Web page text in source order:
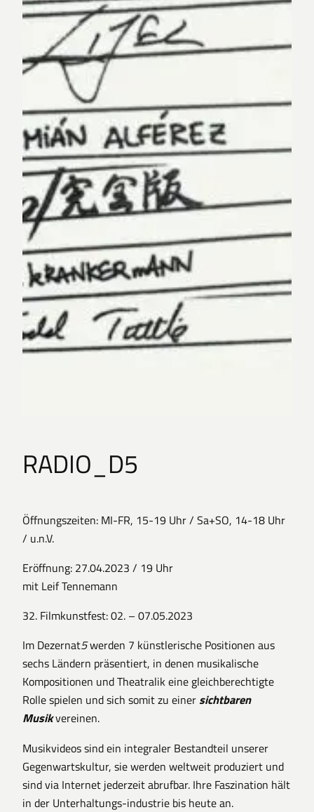
RADIO_D5
Öffnungszeiten: MI-FR, 15-19 Uhr / Sa+SO, 14-18 Uhr
/ u.n.V.
Eröffnung: 27.04.2023 / 19 Uhr
mit Leif Tennemann
32. Filmkunstfest: 02. – 07.05.2023
Im Dezernat5werden 7 künstlerische Positionen aus
sechs Ländern präsentiert, in denen musikalische
Kompositionen und Theatralik eine gleichberechtigte
Rolle spielen und sich somit zu einersichtbaren
Musikvereinen.
Musikvideos sind ein integraler Bestandteil unserer
Gegenwartskultur, sie werden weltweit produziert und
sind via Internet jederzeit abrufbar. Ihre Faszination hält
in der Unterhaltungs-industrie bis heute an.